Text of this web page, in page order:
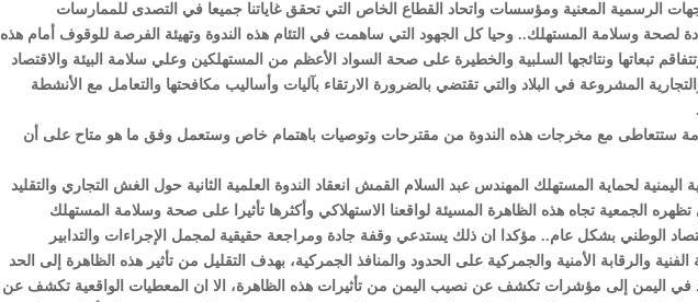
الرسمية المعنية ومؤسسات واتحاد القطاع الخاص التي تحقق غاياتنا جميعا في التصدى للممارسات
لصحة وسلامة المستهلك.. وحيا كل الجهود التي ساهمت في التئام هذه الندوة وتهيئة الفرصة للوقوف أمام هذه
تبعاتها ونتائجها السلبية والخطيرة على صحة السواد الأعظم من المستهلكين وعلي سلامة البيئة والاقتصاد
المشروعة في البلاد والتي تقتضي بالضرورة الارتقاء بآليات وأساليب مكافحتها والتعامل مع الأنشطة
ستتعاطى مع مخرجات هذه الندوة من مقترحات وتوصيات باهتمام خاص وستعمل وفق ما هو متاح على أن
لحماية المستهلك المهندس عبد السلام القمش انعقاد الندوة العلمية الثانية حول الغش التجاري والتقليد
تظهره الجمعية تجاه هذه الظاهرة المسيئة لواقعنا الاستهلاكي وأكثرها تأثيرا على صحة وسلامة المستهلك
الوطني بشكل عام.. مؤكدا ان ذلك يستدعي وقفة جادة ومراجعة حقيقية لمجمل الإجراءات والتدابير
والرقابة الأمنية والجمركية على الحدود والمنافذ الجمركية، بهدف التقليل من تأثير هذه الظاهرة إلى الحد
في اليمن إلى مؤشرات تكشف عن نصيب اليمن من تأثيرات هذه الظاهرة، الا ان المعطيات الواقعية تكشف عن